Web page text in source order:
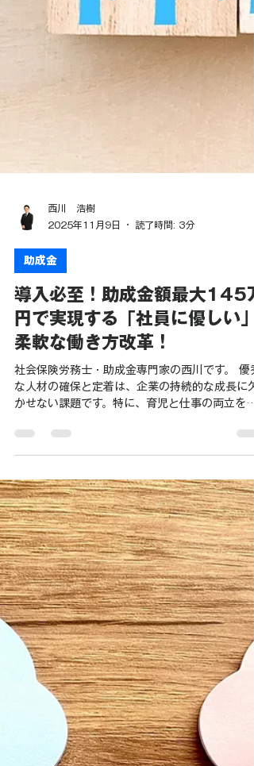
西川 浩樹
2025年11月9日
読了時間: 3分
助成金
導入必至！助成金額最大145
円で実現する「社員に優しい」
柔軟な働き方改革！
社会保険労務士・助成金専門家の西川です。 優
な人材の確保と定着は、企業の持続的な成長に欠
かせない課題です。特に、育児と仕事の両立をサ
ートする体制は、企業の魅力を大きく左右します
「制度は整えたいけど、コストが…」と二の足を
踏んでいる経営者の皆さまに朗報です！ 今回は
育児中の社員を強力にサポートし、企業には最大
145万円（1年度あたり）の助成金が入る、 両
支援等助成金（柔軟な働き方選択制度等支援コー
ス）の具体的な活用法をご紹介します。 💡 助成
のキモは「柔軟な働き方制度」の導入！ この助
金の最大のポイントは、育児中の社員が働きやす
い柔軟な制度を導入し、実際に利用させることで
す。 対象となる「柔軟な働き方制度」は、単な
法定制度の整備に留まりません。法定を上回る、
企業独自の魅力的な制度を導入することが求めら